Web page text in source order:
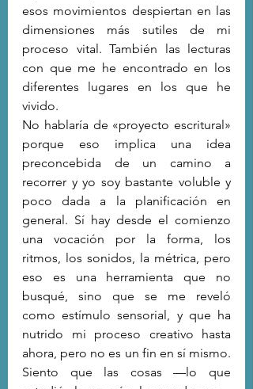
esos movimientos despiertan en las
dimensiones más sutiles de mi
proceso vital. También las lecturas
con que me he encontrado en los
diferentes lugares en los que he
vivido.
No hablaría de «proyecto escritural»
porque eso implica una idea
preconcebida de un camino a
recorrer y yo soy bastante voluble y
poco dada a la planificación en
general. Sí hay desde el comienzo
una vocación por la forma, los
ritmos, los sonidos, la métrica, pero
eso es una herramienta que no
busqué, sino que se me reveló
como estímulo sensorial, y que ha
nutrido mi proceso creativo hasta
ahora, pero no es un fin en sí mismo.
Siento que las cosas —lo que